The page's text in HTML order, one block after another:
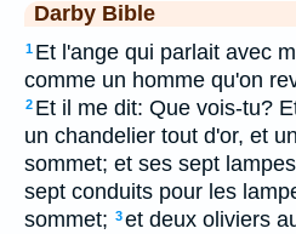
Darby Bible
1 Et l'ange qui parlait avec
comme un homme qu'on
2 Et il me dit: Que vois-tu?
un chandelier tout d'or, et
sommet; et ses sept
sept conduits pour les
sommet; 3et deux oliviers